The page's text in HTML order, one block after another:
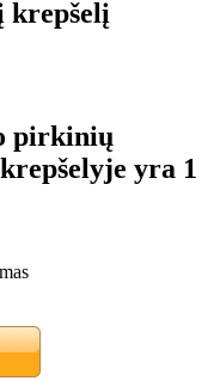
krepšelį
pirkinių
yra 1